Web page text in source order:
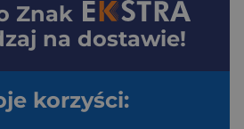
Znak
na dostawie!
korzyści: